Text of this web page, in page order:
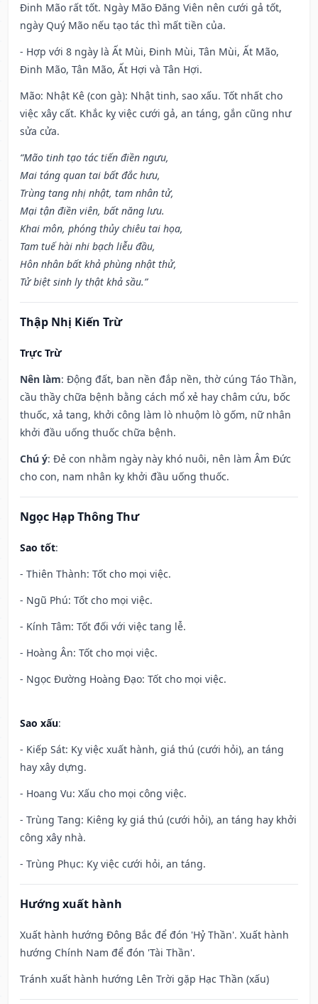
Đinh Mão rất tốt. Ngày Mão Đăng Viên nên cưới gả tốt,
ngày Quý Mão nếu tạo tác thì mất tiền của.
- Hợp với 8 ngày là Ất Mùi, Đinh Mùi, Tân Mùi, Ất Mão,
Đinh Mão, Tân Mão, Ất Hợi và Tân Hợi.
Mão: Nhật Kê (con gà): Nhật tinh, sao xấu. Tốt nhất cho
việc xây cất. Khắc kỵ việc cưới gả, an táng, gắn cũng như
sửa cửa.
“Mão tinh tạo tác tiến điền ngưu,
Mai táng quan tai bất đắc hưu,
Trùng tang nhị nhật, tam nhân tử,
Mại tận điền viên, bất năng lưu.
Khai môn, phóng thủy chiêu tai họa,
Tam tuế hài nhi bạch liễu đầu,
Hôn nhân bất khả phùng nhật thử,
Tử biệt sinh ly thật khả sầu.”
Thập Nhị Kiến Trừ
Trực Trừ
Nên làm: Động đất, ban nền đắp nền, thờ cúng Táo Thần,
cầu thầy chữa bệnh bằng cách mổ xẻ hay châm cứu, bốc
thuốc, xả tang, khởi công làm lò nhuộm lò gốm, nữ nhân
khởi đầu uống thuốc chữa bệnh.
Chú ý: Đẻ con nhằm ngày này khó nuôi, nên làm Âm Đức
cho con, nam nhân kỵ khởi đầu uống thuốc.
Ngọc Hạp Thông Thư
Sao tốt:
- Thiên Thành: Tốt cho mọi việc.
- Ngũ Phú: Tốt cho mọi việc.
- Kính Tâm: Tốt đối với việc tang lễ.
- Hoàng Ân: Tốt cho mọi việc.
- Ngọc Đường Hoàng Đạo: Tốt cho mọi việc.
Sao xấu:
- Kiếp Sát: Kỵ việc xuất hành, giá thú (cưới hỏi), an táng
hay xây dựng.
- Hoang Vu: Xấu cho mọi công việc.
- Trùng Tang: Kiêng kỵ giá thú (cưới hỏi), an táng hay khởi
công xây nhà.
- Trùng Phục: Kỵ việc cưới hỏi, an táng.
Hướng xuất hành
Xuất hành hướng Đông Bắc để đón 'Hỷ Thần'. Xuất hành
hướng Chính Nam để đón 'Tài Thần'.
Tránh xuất hành hướng Lên Trời gặp Hạc Thần (xấu)